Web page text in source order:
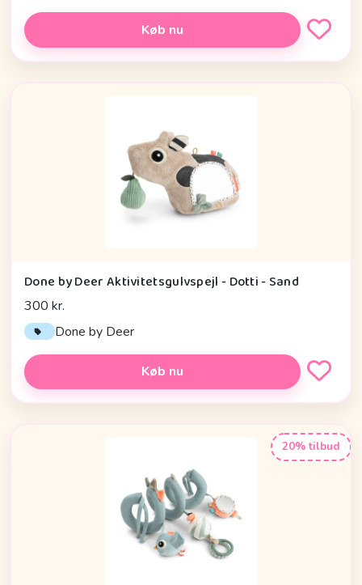
Køb nu
Done by Deer Aktivitetsgulvspejl - Dotti - Sand
300 kr.
Done by Deer
Køb nu
20% tilbud